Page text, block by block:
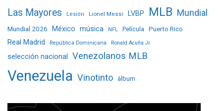
Las Mayores Lesión Lionel Messi LVBP MLB Mundial
Mundial 2026 México música NFL Película Puerto Rico
Real Madrid República Dominicana Ronald Acuña Jr.
selección nacional Venezolanos MLB
Venezuela Vinotinto álbum